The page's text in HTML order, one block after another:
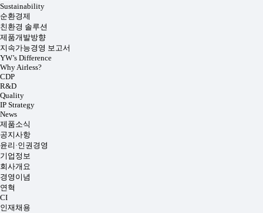
Sustainability
순환경제
친환경 솔루션
제품개발방향
지속가능경영 보고서
YW’s Difference
Why Airless?
CDP
R&D
Quality
IP Strategy
News
제품소식
공지사항
윤리·인권경영
기업정보
회사개요
경영이념
연혁
CI
인재채용